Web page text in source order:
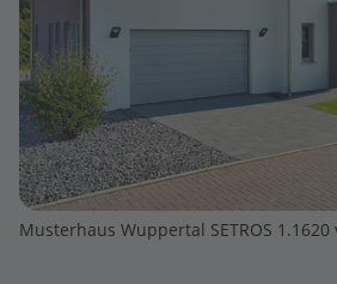
Musterhaus Wuppertal SETROS 1.1620